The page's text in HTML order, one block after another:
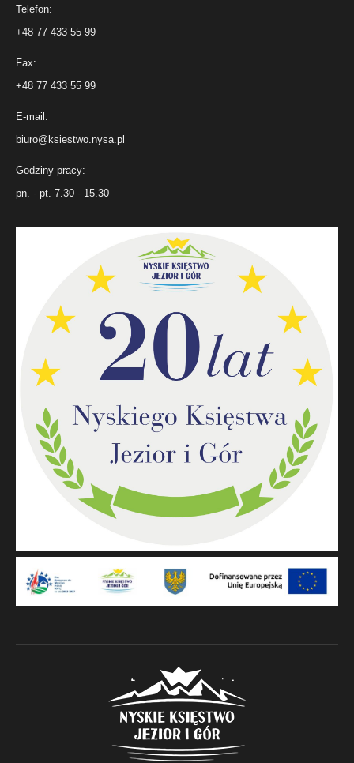
Telefon:
+48 77 433 55 99
Fax:
+48 77 433 55 99
E-mail:
biuro@ksiestwo.nysa.pl
Godziny pracy:
pn. - pt. 7.30 - 15.30